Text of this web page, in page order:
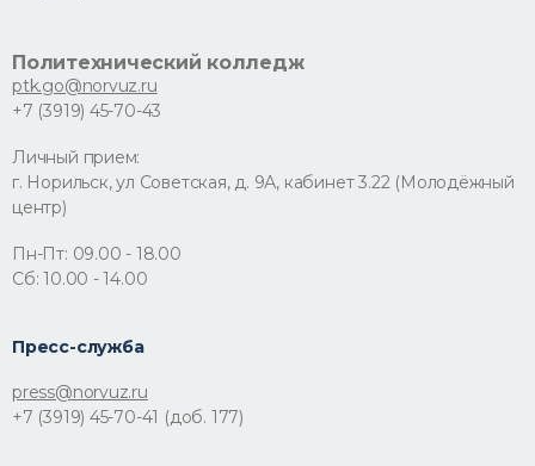
Политехнический колледж
ptk.go@norvuz.ru
+7 (3919) 45-70-43
Личный прием:
г. Норильск, ул Советская, д. 9А, кабинет 3.22 (Молодёжный
центр)
Пн-Пт: 09.00 - 18.00
Сб: 10.00 - 14.00
Пресс-служба
press@norvuz.ru
+7 (3919) 45-70-41 (доб. 177)